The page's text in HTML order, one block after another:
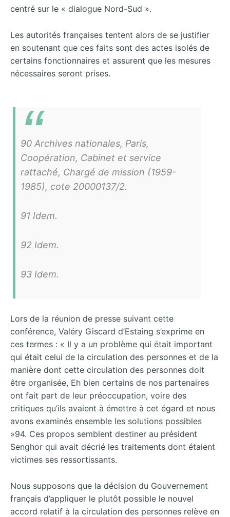
centré sur le « dialogue Nord-Sud ».
Les autorités françaises tentent alors de se justifier
en soutenant que ces faits sont des actes isolés de
certains fonctionnaires et assurent que les mesures
nécessaires seront prises.
90 Archives nationales, Paris,
Coopération, Cabinet et service
rattaché, Chargé de mission (1959-
1985), cote 20000137/2.
91 Idem.
92 Idem.
93 Idem.
Lors de la réunion de presse suivant cette
conférence, Valéry Giscard d’Estaing s’exprime en
ces termes : « Il y a un problème qui était important
qui était celui de la circulation des personnes et de la
manière dont cette circulation des personnes doit
être organisée, Eh bien certains de nos partenaires
ont fait part de leur préoccupation, voire des
critiques qu’ils avaient à émettre à cet égard et nous
avons examinés ensemble les solutions possibles
»94. Ces propos semblent destiner au président
Senghor qui avait décrié les traitements dont étaient
victimes ses ressortissants.
Nous supposons que la décision du Gouvernement
français d’appliquer le plutôt possible le nouvel
accord relatif à la circulation des personnes relève en